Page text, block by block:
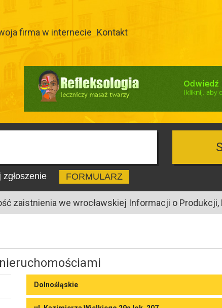
firma w internecie Kontakt
zgłoszenie FORMULARZ
zaistnienia we wrocławskiej Informacji o Produkcji,
Dolnośląskie